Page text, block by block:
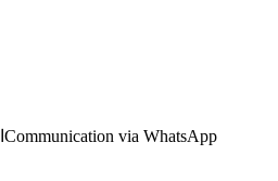
Communication via WhatsApp